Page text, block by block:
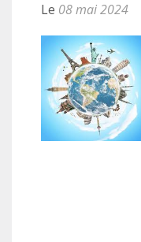
Le 08 mai 2024